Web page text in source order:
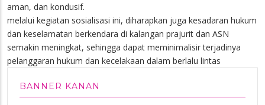
aman, dan kondusif.
melalui kegiatan sosialisasi ini, diharapkan juga kesadaran hukum
dan keselamatan berkendara di kalangan prajurit dan ASN
semakin meningkat, sehingga dapat meminimalisir terjadinya
pelanggaran hukum dan kecelakaan dalam berlalu lintas
BANNER KANAN